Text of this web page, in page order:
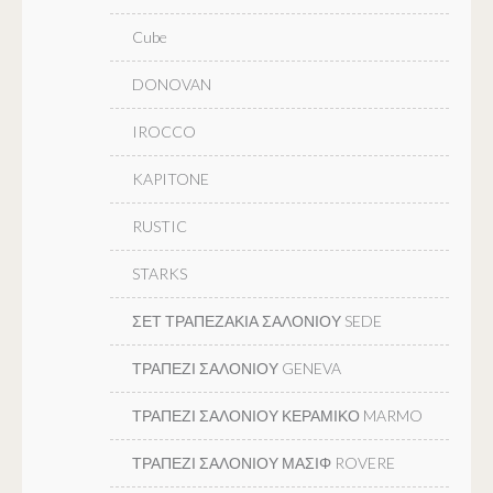
Cube
DONOVAN
IROCCO
KAPITONE
RUSTIC
STARKS
ΣΕΤ ΤΡΑΠΕΖΑΚΙΑ ΣΑΛΟΝΙΟΥ SEDE
ΤΡΑΠΕΖΙ ΣΑΛΟΝΙΟΥ GENEVA
ΤΡΑΠΕΖΙ ΣΑΛΟΝΙΟΥ ΚΕΡΑΜΙΚΟ MARMO
ΤΡΑΠΕΖΙ ΣΑΛΟΝΙΟΥ ΜΑΣΙΦ ROVERE